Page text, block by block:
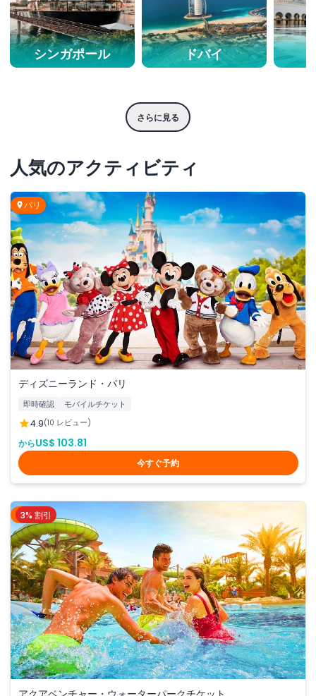
シンガポール ドバイ
さらに見る
人気のアクティビティ
パリ
ディズニーランド・パリ
即時確認 モバイルチケット
4.9(10 レビュー)
からUS$ 103.81
今すぐ予約
ドバイ
3% 割引